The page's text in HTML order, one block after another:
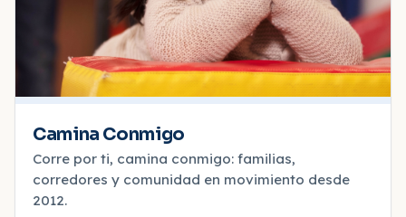
Camina Conmigo
Corre por ti, camina conmigo: familias,
corredores y comunidad en movimiento desde
2012.